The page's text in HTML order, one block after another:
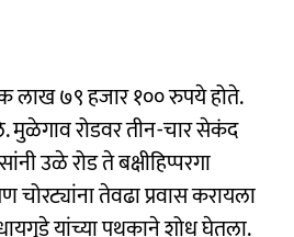
लाख ७९ हजार १०० रुपये होते.
मुळेगाव रोडवर तीन-चार सेकंद
उळे रोड ते बक्षीहिप्परगा
चोरट्यांना तेवढा प्रवास करायला
यांच्या पथकाने शोध घेतला.